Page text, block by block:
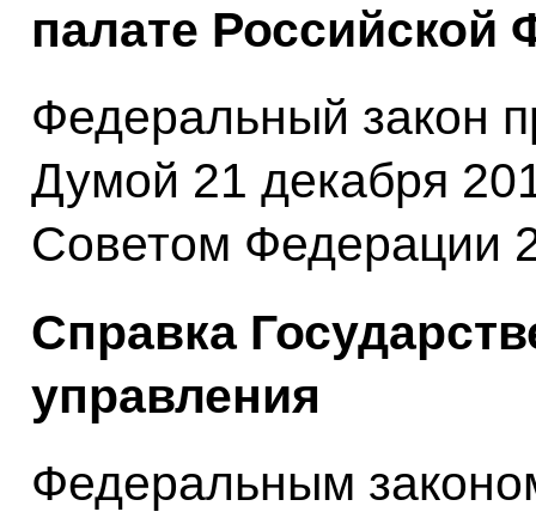
палате Российской
Федеральный закон
Думой 21 декабря
Советом Федерации
Справка
управления
Федеральным